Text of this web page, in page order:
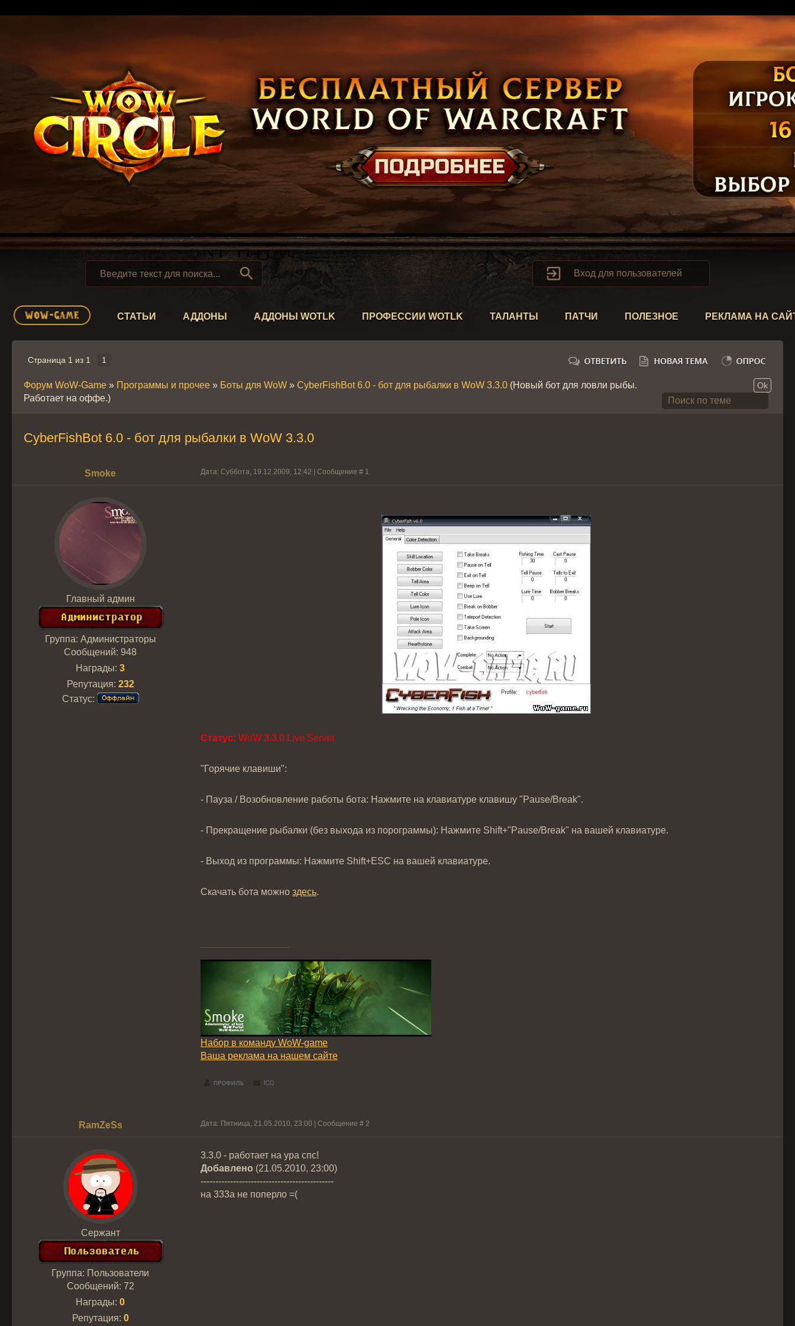
  Вход для пользователей
СТАТЬИ АДДОНЫ АДДОНЫ WOTLK ПРОФЕССИИ WOTLK ТАЛАНТЫ ПАТЧИ ПОЛЕЗНОЕ РЕКЛАМА НА
Страница 1 из 1 1
Форум WoW-Game » Программы и прочее » Боты для WoW » CyberFishBot 6.0 - бот для рыбалки в WoW 3.3.0 (Новый бот для ловли рыбы.
Работает на оффе.)
CyberFishBot 6.0 - бот для рыбалки в WoW 3.3.0
Smoke Дата: Суббота, 19.12.2009, 12:42 | Сообщение # 1
Главный админ
Группа: Администраторы
Сообщений: 948
Награды: 3
Репутация: 232
Статус:
Статус: WoW 3.3.0 Live Server
"Горячие клавиши":
- Пауза / Возобновление работы бота: Нажмите на клавиатуре клавишу "Pause/Break".
- Прекращение рыбалки (без выхода из порограммы): Нажмите Shift+"Pause/Break" на вашей клавиатуре.
- Выход из программы: Нажмите Shift+ESC на вашей клавиатуре.
Скачать бота можно здесь.
Набор в команду WoW-game
Ваша реклама на нашем сайте
RamZeSs Дата: Пятница, 21.05.2010, 23:00 | Сообщение # 2
Сержант
Группа: Пользователи
Сообщений: 72
Награды: 0
Репутация: 0
3.3.0 - работает на ура спс!
Добавлено (21.05.2010, 23:00)
---------------------------------------------
на 333а не поперло =(